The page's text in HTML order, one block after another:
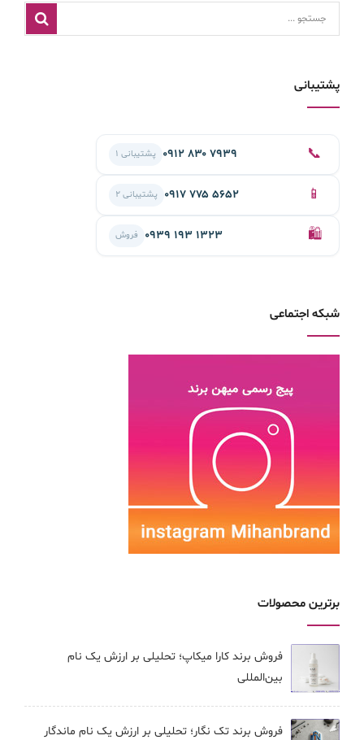
پشتیبانی
📞 ۰۹۱۲ ۸۳۰ ۷۹۳۹ پشتیبانی ۱
📱 ۰۹۱۷ ۷۷۵ ۵۶۵۲ پشتیبانی ۲
🛍️ ۰۹۳۹ ۱۹۳ ۱۳۲۳ فروش
شبکه اجتماعی
برترین محصولات
فروش برند کارا ميكاپ؛ تحلیلی بر ارزش یک نام
بین‌المللی
فروش برند تک نگار؛ تحلیلی بر ارزش یک نام ماندگار